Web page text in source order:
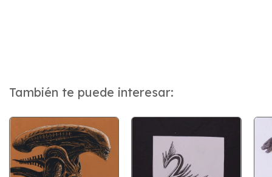
También te puede interesar: